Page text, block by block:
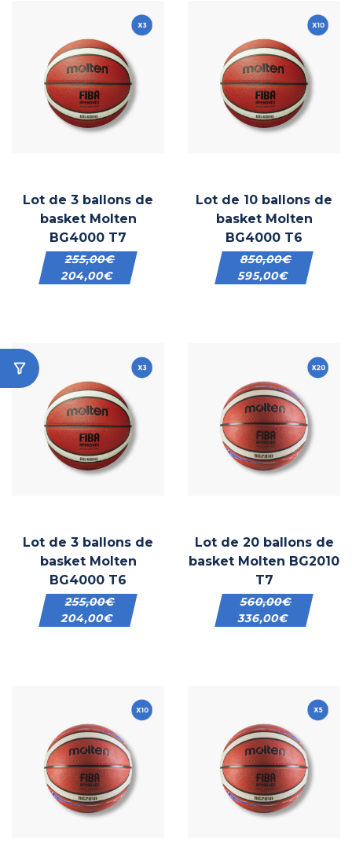
Lot de 3 ballons de
basket Molten
BG4000 T7
255,00€
204,00€
Lot de 10 ballons de
basket Molten
BG4000 T6
850,00€
595,00€
Lot de 3 ballons de
basket Molten
BG4000 T6
255,00€
204,00€
Lot de 20 ballons de
basket Molten BG2010
T7
560,00€
336,00€